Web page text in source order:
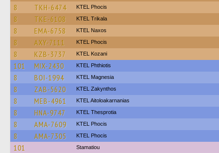
8
TKH-6474 ΚΤΕL Phocis
8 TKE-6108 ΚΤΕL Τrikala
8 EMA-6758 KTEL Naxos
8 AXY-7111 ΚΤΕL Phocis
8 KZB-3737 ΚΤΕL Kozani
101 MIX-2430 ΚΤΕL Phthiotis
8 BOI-1994 ΚΤΕL Magnesia
8 ZAB-5620 KTEL Zakynthos
8 MEB-4961 KTEL Aitoloakarnanias
8 HNA-9747 KTEL Thesprotia
8 AMA-7609 ΚΤΕL Phocis
8 AMA-7305 ΚΤΕL Phocis
101 Stamatiou